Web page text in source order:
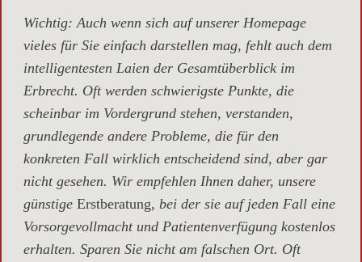
Wichtig: Auch wenn sich auf unserer Homepage
vieles für Sie einfach darstellen mag, fehlt auch dem
intelligentesten Laien der Gesamtüberblick im
Erbrecht. Oft werden schwierigste Punkte, die
scheinbar im Vordergrund stehen, verstanden,
grundlegende andere Probleme, die für den
konkreten Fall wirklich entscheidend sind, aber gar
nicht gesehen. Wir empfehlen Ihnen daher, unsere
günstige Erstberatung, bei der sie auf jeden Fall eine
Vorsorgevollmacht und Patientenverfügung kostenlos
erhalten. Sparen Sie nicht am falschen Ort. Oft